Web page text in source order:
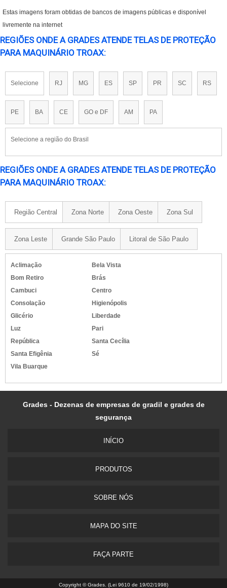
Estas imagens foram obtidas de bancos de imagens públicas e disponível
livremente na internet
REGIÕES ONDE A GRADES ATENDE TELAS DE PROTEÇÃO
PARA MAQUINÁRIO TROAX:
Selecione RJ MG ES SP PR SC RS
PE BA CE GO e DF AM PA
Selecione a região do Brasil
REGIÕES ONDE A GRADES ATENDE TELAS DE PROTEÇÃO
PARA MAQUINÁRIO TROAX:
Região Central Zona Norte Zona Oeste Zona Sul
Zona Leste Grande São Paulo Litoral de São Paulo
Aclimação
Bela Vista
Bom Retiro
Brás
Cambuci
Centro
Consolação
Higienópolis
Glicério
Liberdade
Luz
Pari
República
Santa Cecília
Santa Efigênia
Sé
Vila Buarque
Grades - Dezenas de empresas de gradil e grades de
segurança
INÍ­CIO
PRODUTOS
SOBRE NÓS
MAPA DO SITE
FAÇA PARTE
Copyright © Grades. (Lei 9610 de 19/02/1998)